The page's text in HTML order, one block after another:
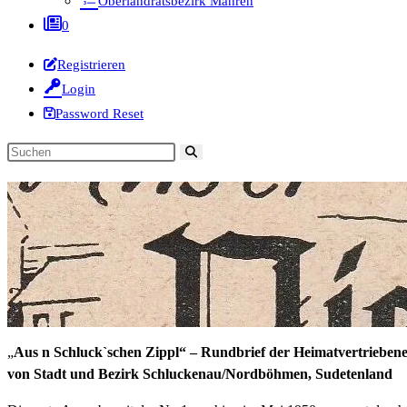
0
Registrieren
Login
Password Reset
Diese
durchsuchen
„Aus n Schluck`schen Zippl“ – Rundbrief der
von Stadt und Bezirk Schluckenau/Nordböhmen, Sudetenland